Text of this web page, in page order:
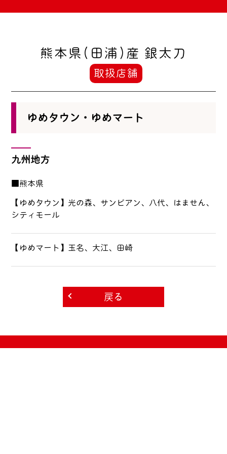
熊本県(田浦)産 銀太刀
取扱店舗
ゆめタウン・ゆめマート
九州地方
■熊本県
【ゆめタウン】光の森、サンピアン、八代、はません、
シティモール
【ゆめマート】玉名、大江、田崎
戻る